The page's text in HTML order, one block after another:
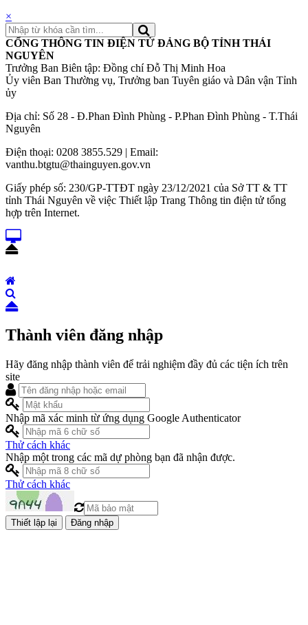
×
CỔNG THÔNG TIN ĐIỆN TỬ ĐẢNG BỘ TỈNH THÁI
NGUYÊN
Trưởng Ban Biên tập: Đồng chí Đỗ Thị Minh Hoa
Ủy viên Ban Thường vụ, Trưởng ban Tuyên giáo và Dân vận Tỉnh
ủy
Địa chỉ: Số 28 - Đ.Phan Đình Phùng - P.Phan Đình Phùng - T.Thái
Nguyên
Điện thoại: 0208 3855.529 | Email:
vanthu.btgtu@thainguyen.gov.vn
Giấy phép số: 230/GP-TTĐT ngày 23/12/2021 của Sở TT & TT
tỉnh Thái Nguyên về việc Thiết lập Trang Thông tin điện tử tổng
hợp trên Internet.
Thành viên đăng nhập
Hãy đăng nhập thành viên để trải nghiệm đầy đủ các tiện ích trên
site
Nhập mã xác minh từ ứng dụng Google Authenticator
Thử cách khác
Nhập một trong các mã dự phòng bạn đã nhận được.
Thử cách khác
Đăng nhập